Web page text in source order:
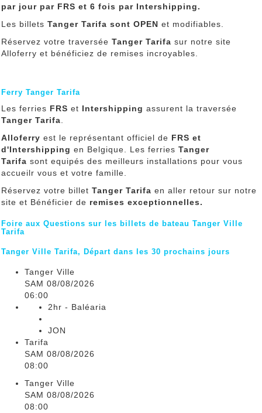
par jour par FRS et 6 fois par Intershipping.
Les billets Tanger Tarifa sont OPEN et modifiables.
Réservez votre traversée Tanger Tarifa sur notre site
Alloferry et bénéficiez de remises incroyables.
Ferry Tanger Tarifa
Les ferries FRS et Intershipping assurent la traversée
Tanger Tarifa
Alloferry est le représentant officiel de FRS et
d'Intershipping en Belgique. Les ferries Tanger
Tarifa sont equipés des meilleurs installations pour vous
accueilr vous et votre famille.
Réservez votre billet Tanger Tarifa en aller retour sur notre
site et Bénéficier de remises exceptionnelles.
Foire aux Questions sur les billets de bateau Tanger Ville
Tarifa
Tanger Ville Tarifa, Départ dans les 30 prochains jours
Tanger Ville
SAM 08/08/2026
06:00
2hr - Baléaria
JON
Tarifa
SAM 08/08/2026
08:00
Tanger Ville
SAM 08/08/2026
08:00